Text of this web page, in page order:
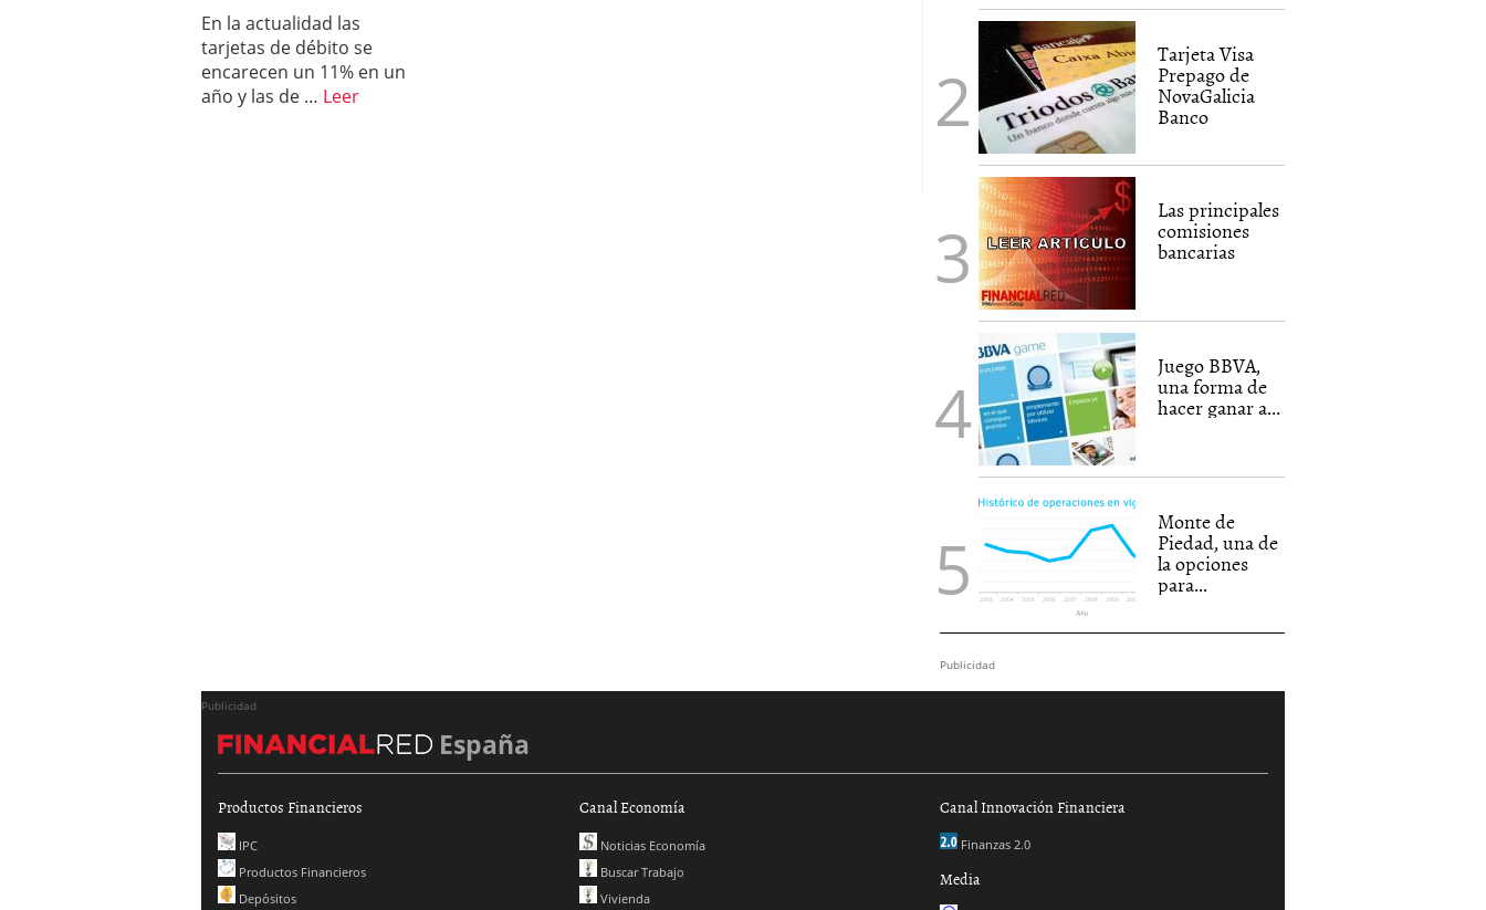
En la actualidad las
tarjetas de débito se
encarecen un 11% en un
año y las de … Leer
Tarjeta Visa
Prepago de
NovaGalicia
Banco
Las principales
comisiones
bancarias
Juego BBVA,
una forma de
hacer ganar a...
Monte de
Piedad, una de
la opciones
para...
Publicidad
Publicidad
España
Productos Financieros
IPC
Productos Financieros
Depósitos
Canal Economía
Noticias Economía
Buscar Trabajo
Vivienda
Canal Innovación Financiera
Finanzas 2.0
Media